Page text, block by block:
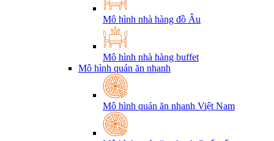
Mô hình nhà hàng đồ Âu
Mô hình nhà hàng buffet
Mô hình quán ăn nhanh
Mô hình quán ăn nhanh Việt Nam